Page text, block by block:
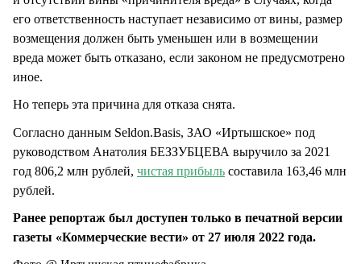
его ответственность наступает независимо от вины, размер
возмещения должен быть уменьшен или в возмещении
вреда может быть отказано, если законом не предусмотрено
иное.
Но теперь эта причина для отказа снята.
Согласно данным Seldon.Basis, ЗАО «Иртышское» под
руководством Анатолия БЕЗЗУБЦЕВА выручило за 2021
год 806,2 млн рублей, чистая прибыль составила 163,46 млн
рублей.
Ранее репортаж был доступен только в печатной версии
газеты «Коммерческие вести» от 27 июля 2022 года.